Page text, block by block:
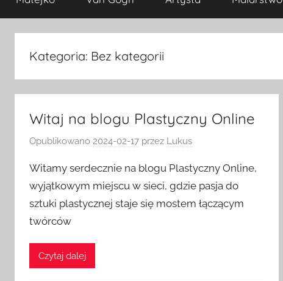
Kategoria: Bez kategorii
Witaj na blogu Plastyczny Online
Opublikowano 2024-02-17 przez Lukus
Witamy serdecznie na blogu Plastyczny Online,
wyjątkowym miejscu w sieci, gdzie pasja do
sztuki plastycznej staje się mostem łączącym
twórców
Czytaj dalej